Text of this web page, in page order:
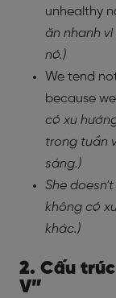
unhealthy
ăn nhanh
nó.)
We tend
because
có xu
trong tuần
sáng.)
She
không có
khác.)
2. Cấu
V”